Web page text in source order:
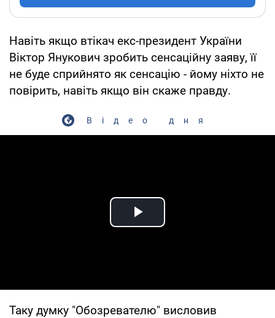
Навіть якщо втікач екс-президент України
Віктор Янукович зробить сенсаційну заяву, її
не буде сприйнято як сенсацію - йому ніхто не
повірить, навіть якщо він скаже правду.
Відео дня
Play Video
Таку думку "Обозревателю" висловив